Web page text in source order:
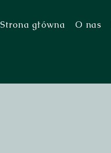
Strona główna O nas